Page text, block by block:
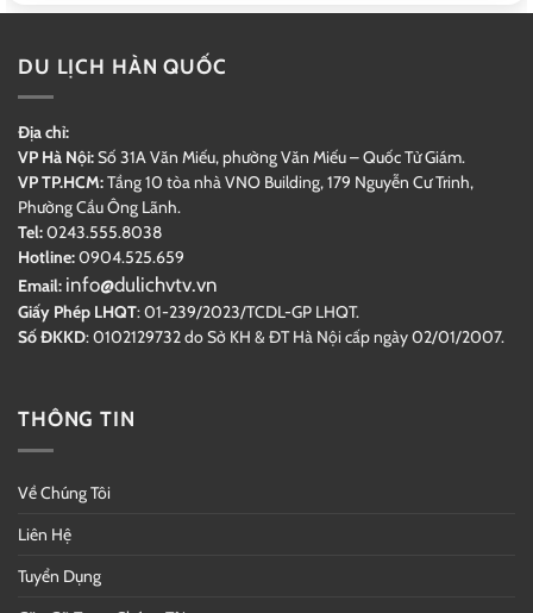
DU LỊCH HÀN QUỐC
Địa chỉ:
VP Hà Nội:Số 31A Văn Miếu, phường Văn Miếu – Quốc Tử Giám.
VP TP.HCM:Tầng 10 tòa nhà VNO Building,179 Nguyễn Cư Trinh,
Phường Cầu Ông Lãnh.
Tel:0243.555.8038
Hotline:0904.525.659
Email: info@dulichvtv.vn
Giấy Phép LHQT: 01-239/2023/TCDL-GP LHQT.
Số ĐKKD: 0102129732 do Sở KH & ĐT Hà Nội cấp ngày 02/01/2007.
THÔNG TIN
Về Chúng Tôi
Liên Hệ
Tuyển Dụng